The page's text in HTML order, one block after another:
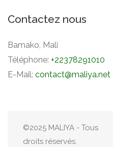
Contactez nous
Bamako, Mali
Téléphone: +22378291010
E-Mail: contact@maliya.net
©2025 MALIYA - Tous
droits réservés.